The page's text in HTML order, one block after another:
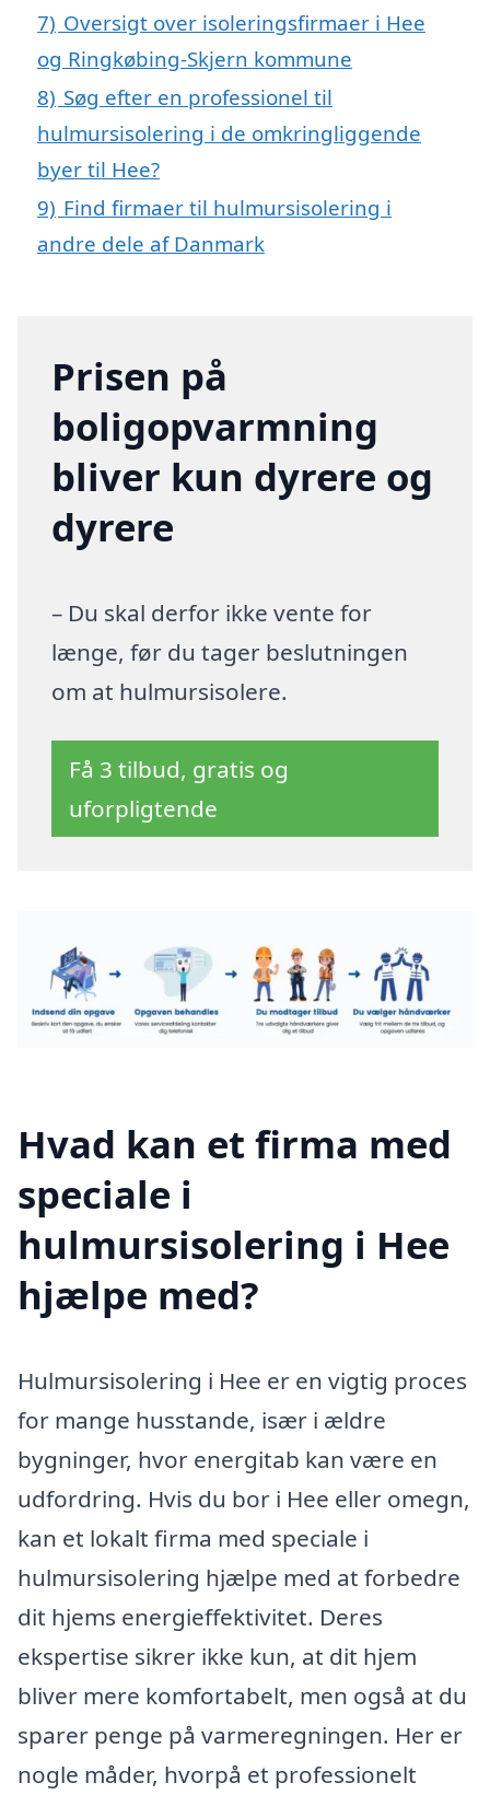
7) Oversigt over isoleringsfirmaer i Hee
og Ringkøbing-Skjern kommune
8) Søg efter en professionel til
hulmursisolering i de omkringliggende
byer til Hee?
9) Find firmaer til hulmursisolering i
andre dele af Danmark
Prisen på
boligopvarmning
bliver kun dyrere og
dyrere
– Du skal derfor ikke vente for
længe, før du tager beslutningen
om at hulmursisolere.
Få 3 tilbud, gratis og
uforpligtende
Hvad kan et firma med
speciale i
hulmursisolering i Hee
hjælpe med?
Hulmursisolering i Hee er en vigtig proces
for mange husstande, især i ældre
bygninger, hvor energitab kan være en
udfordring. Hvis du bor i Hee eller omegn,
kan et lokalt firma med speciale i
hulmursisolering hjælpe med at forbedre
dit hjems energieffektivitet. Deres
ekspertise sikrer ikke kun, at dit hjem
bliver mere komfortabelt, men også at du
sparer penge på varmeregningen. Her er
nogle måder, hvorpå et professionelt